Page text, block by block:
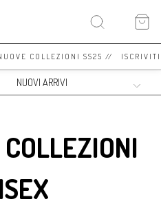
COLLEZIONI SS25 //